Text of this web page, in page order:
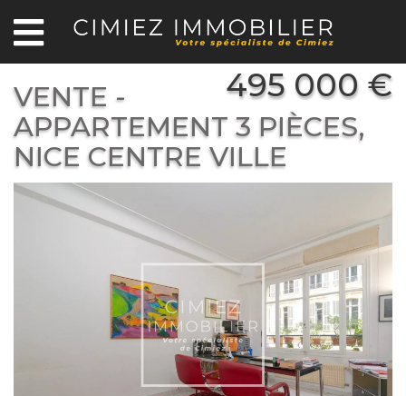
495 000 €
VENTE -
APPARTEMENT 3 PIÈCES,
NICE CENTRE VILLE